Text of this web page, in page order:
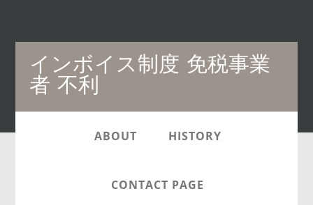
インボイス制度 免税事業
者 不利
Main
navigation
ABOUT HISTORY
CONTACT PAGE
消費税率の8％から10％への引き上げが、いよい